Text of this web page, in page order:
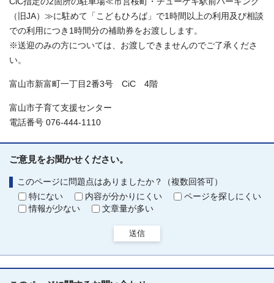
（旧JA）≫に駐めて「こどもひろば」で1時間以上の利用及び相談
での利用につき1時間分の補助券をお渡しします。
※送迎のみの方については、お渡しできませんのでご了承くださ
い。
富山市新富町一丁目2番3号 CiC 4階
富山市子育て支援センター
電話番号 076-444-1110
ご意見をお聞かせください。
このページに問題点はありましたか？（複数回答可）
特にない
内容が分かりにくい
ページを探しにくい
情報が少ない
文章量が多い
送信